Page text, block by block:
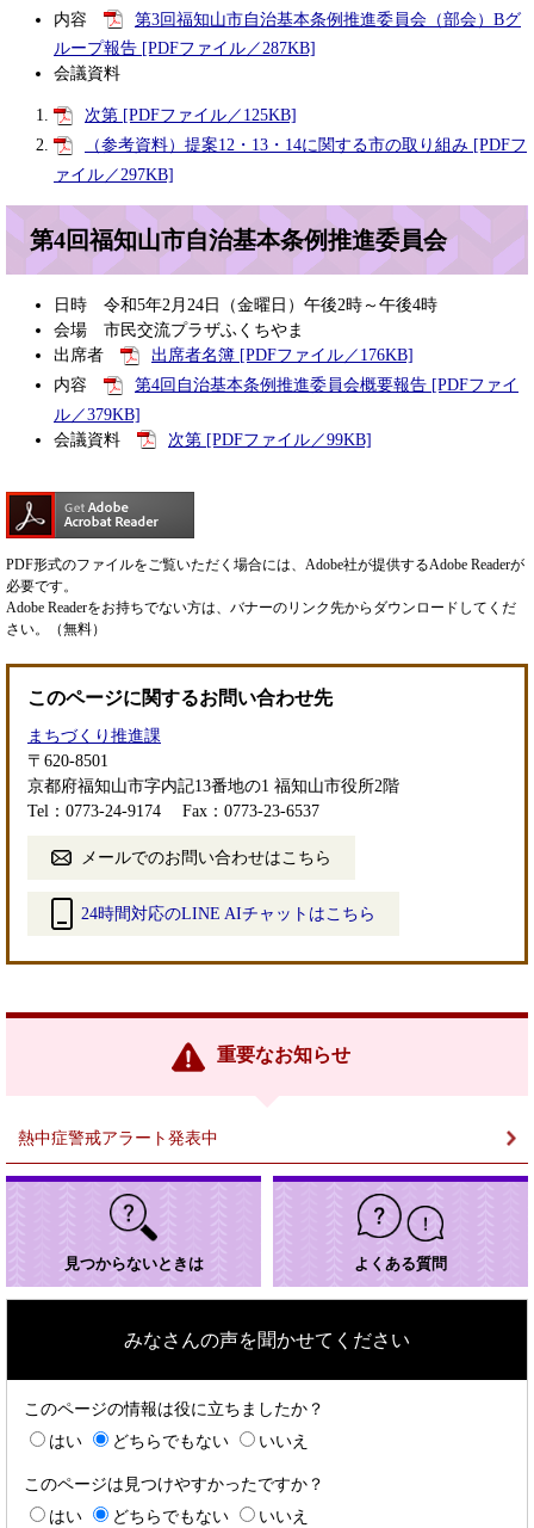
内容
第3回福知山市自治基本条例推進委員会（部会）Bグ
ループ報告 [PDFファイル／287KB]
会議資料
次第 [PDFファイル／125KB]
（参考資料）提案12・13・14に関する市の取り組み [PDFフ
ァイル／297KB]
第4回福知山市自治基本条例推進委員会
日時 令和5年2月24日（金曜日）午後2時～午後4時
会場 市民交流プラザふくちやま
出席者
出席者名簿 [PDFファイル／176KB]
内容
第4回自治基本条例推進委員会概要報告 [PDFファイ
ル／379KB]
会議資料
次第 [PDFファイル／99KB]
PDF形式のファイルをご覧いただく場合には、Adobe社が提供するAdobe Readerが
必要です。
Adobe Readerをお持ちでない方は、バナーのリンク先からダウンロードしてくだ
さい。（無料）
このページに関するお問い合わせ先
まちづくり推進課
〒620-8501
京都府福知山市字内記13番地の1 福知山市役所2階
Tel：0773-24-9174
Fax：0773-23-6537
メールでのお問い合わせはこちら
24時間対応のLINE AIチャットはこちら
リ
重要なお知らせ
熱中症警戒アラート発表中
見つからないときは よくある質問
みなさんの声を聞かせてください
このページの情報は役に立ちましたか？
はい
どちらでもない いいえ
このページは見つけやすかったですか？
はい
どちらでもない いいえ